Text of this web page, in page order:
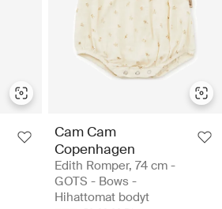
Cam Cam
Copenhagen
Edith Romper, 74 cm -
GOTS - Bows -
Hihattomat bodyt